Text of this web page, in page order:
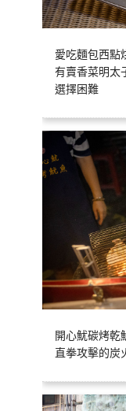
愛吃麵包西點
有賣香菜明太
選擇困難
開心魷碳烤乾
直拳攻擊的炭